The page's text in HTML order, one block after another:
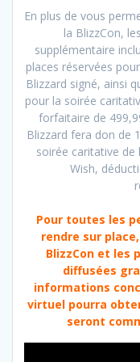
En plus de vous
la BlizzCon,
supplémentaire
places réservées
Blizzard signé, ainsi
pour la soirée
forfaitaire de
Blizzard fera don de
soirée caritative de
Wish,
Pour toutes les
rendre sur
BlizzCon et les
diffusées
informations
virtuel pourra
seront